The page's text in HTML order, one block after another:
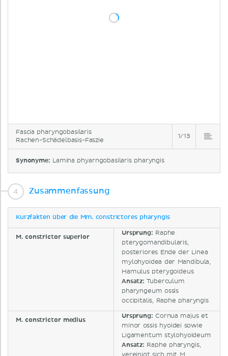
Fascia pharyngobasilaris
Rachen-Schädelbasis-Faszie
1/13
Synonyme: Lamina phyarngobasilaris pharyngis
Zusammenfassung
Kurzfakten über die Mm. constrictores pharyngis
M. constrictor superior
Ursprung: Raphe
pterygomandibularis,
posteriores Ende der Linea
mylohyoidea der Mandibula,
Hamulus pterygoideus
Ansatz:Tuberculum
pharyngeum ossis
occipitalis, Raphe pharyngis
M. constrictor medius
Ursprung: Cornua majus et
minor ossis hyoidei sowie
Ligamentum stylohyoideum
Ansatz: Raphe pharyngis,